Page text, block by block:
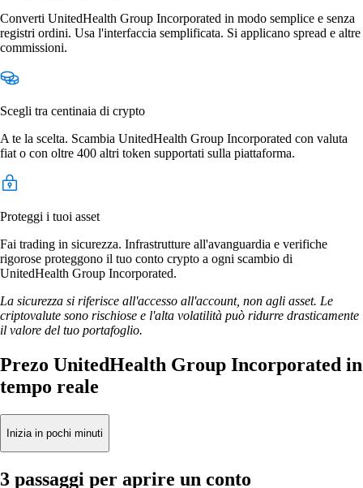
Converti UnitedHealth Group Incorporated in modo semplice e senza
registri ordini. Usa l'interfaccia semplificata. Si applicano spread e altre
commissioni.
Scegli tra centinaia di crypto
A te la scelta. Scambia UnitedHealth Group Incorporated con valuta
fiat o con oltre 400 altri token supportati sulla piattaforma.
Proteggi i tuoi asset
Fai trading in sicurezza. Infrastrutture all'avanguardia e verifiche
rigorose proteggono il tuo conto crypto a ogni scambio di
UnitedHealth Group Incorporated.
La sicurezza si riferisce all'accesso all'account, non agli asset. Le
criptovalute sono rischiose e l'alta volatilità può ridurre drasticamente
il valore del tuo portafoglio.
Prezo UnitedHealth Group Incorporated in
tempo reale
Inizia in pochi minuti
3 passaggi per aprire un conto